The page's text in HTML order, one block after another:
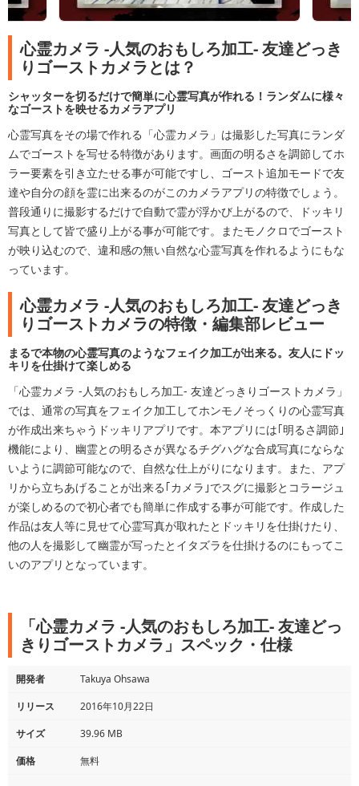
心霊カメラ -人気のおもしろ加工- 友達どっき
りゴーストカメラとは？
シャッターを切るだけで簡単に心霊写真が作れる！ランダムに様々
なゴーストを映せるカメラアプリ
心霊写真をその場で作れる「心霊カメラ」は撮影した写真にランダ
ムでゴーストを写せる特徴があります。画面の明るさを調節してホ
ラー要素を引き立たせる事が可能ですし、ゴースト追加モードで友
達や自分の顔を霊に出来るのがこのカメラアプリの特徴でしょう。
普段通りに撮影するだけで自動で霊が浮かび上がるので、ドッキリ
写真として皆で盛り上がる事が可能です。またモノクロでゴースト
が映り込むので、違和感の無い自然な心霊写真を作れるようにもな
っています。
心霊カメラ -人気のおもしろ加工- 友達どっき
りゴーストカメラの特徴・編集部レビュー
まるで本物の心霊写真のようなフェイク加工が出来る。友人にドッ
キリを仕掛けて楽しめる
「心霊カメラ -人気のおもしろ加工- 友達どっきりゴーストカメラ」
では、通常の写真をフェイク加工してホンモノそっくりの心霊写真
が作成出来ちゃうドッキリアプリです。本アプリには｢明るさ調節｣
機能により、幽霊との明るさが異なるチグハグな合成写真にならな
いように調節可能なので、自然な仕上がりになります。また、アプ
リから立ちあげることが出来る｢カメラ｣でスグに撮影とコラージュ
が楽しめるので初心者でも簡単に作成する事が可能です。作成した
作品は友人等に見せて心霊写真が取れたとドッキリを仕掛けたり、
他の人を撮影して幽霊が写ったとイタズラを仕掛けるのにもってこ
いのアプリとなっています。
「心霊カメラ -人気のおもしろ加工- 友達どっ
きりゴーストカメラ」スペック・仕様
開発者
Takuya Ohsawa
リリース
2016年10月22日
サイズ
39.96 MB
価格
無料